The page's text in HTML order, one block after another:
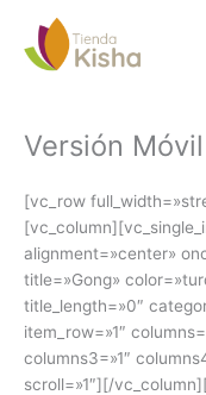
contenido
Versión Móvil
[vc_row
alignment=»center»
title=»Gong»
title_length=»0″
item_row=»1″
columns3=»1″
scroll=»1″][/